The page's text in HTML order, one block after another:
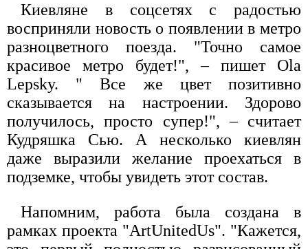
Киевляне в соцсетях с радостью
восприняли новость о появлении в метро
разноцветного поезда. "Точно самое
красивое метро будет!", – пишет Ola
Lepsky. " Все же цвет позитивно
сказывается на настроении. Здорово
получилось, просто супер!", – считает
Кудряшка Сью. А несколько киевлян
даже выразили желание проехаться в
подземке, чтобы увидеть этот состав.
Напомним, работа была создана в
рамках проекта "ArtUnitedUs". "Кажется,